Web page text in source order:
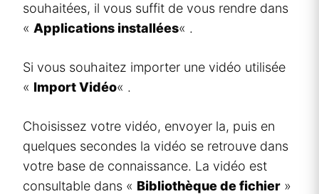
souhaitées, il vous suffit de vous rendre dans
« Applications installées« .
Si vous souhaitez importer une vidéo utilisée
« Import Vidéo« .
Choisissez votre vidéo, envoyer la, puis en
quelques secondes la vidéo se retrouve dans
votre base de connaissance. La vidéo est
consultable dans « Bibliothèque de fichier »